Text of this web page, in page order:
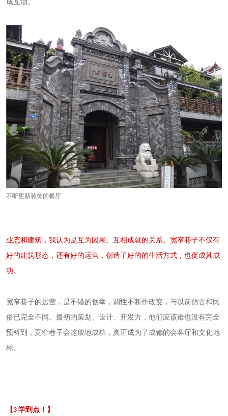
成互动。
不断更新装饰的餐厅
业态和建筑，我认为是互为因果、互相成就的关系。宽窄巷子不仅有
好的建筑形态，还有好的运营，创造了好的的生活方式，也促成其成
功。
宽窄巷子的运营，是不错的创举，调性不断作改变，与以前仿古和民
俗已完全不同。最初的策划、设计、开发方，他们应该谁也没有完全
预料到，宽窄巷子会这般地成功，真正成为了成都的会客厅和文化地
标。
【3 学到点！】